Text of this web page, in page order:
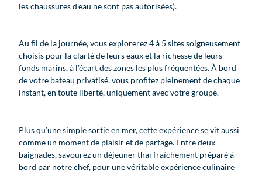
les chaussures d’eau ne sont pas autorisées).
Au fil de la journée, vous explorerez 4 à 5 sites soigneusement
choisis pour la clarté de leurs eaux et la richesse de leurs
fonds marins, à l’écart des zones les plus fréquentées. À bord
de votre bateau privatisé, vous profitez pleinement de chaque
instant, en toute liberté, uniquement avec votre groupe.
Plus qu’une simple sortie en mer, cette expérience se vit aussi
comme un moment de plaisir et de partage. Entre deux
baignades, savourez un déjeuner thaï fraîchement préparé à
bord par notre chef, pour une véritable expérience culinaire